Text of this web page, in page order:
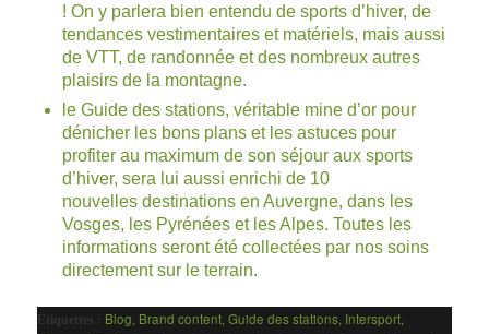
! On y parlera bien entendu de sports d’hiver, de
tendances vestimentaires et matériels, mais aussi
de VTT, de randonnée et des nombreux autres
plaisirs de la montagne.
le Guide des stations, véritable mine d’or pour
dénicher les bons plans et les astuces pour
profiter au maximum de son séjour aux sports
d’hiver, sera lui aussi enrichi de 10
nouvelles destinations en Auvergne, dans les
Vosges, les Pyrénées et les Alpes. Toutes les
informations seront été collectées par nos soins
directement sur le terrain.
Etiquettes : Blog, Brand content,Guide des stations, Intersport,